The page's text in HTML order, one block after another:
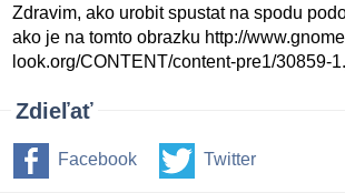
Zdravim, ako urobit spustat na spodu
ako je na tomto obrazku http://
look.org/CONTENT/content-pre1/30859-
Zdieľať
Facebook Twitter